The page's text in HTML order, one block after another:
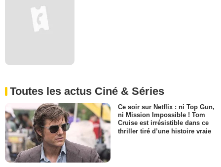
Toutes les actus Ciné & Séries
Ce soir sur Netflix : ni Top Gun,
ni Mission Impossible ! Tom
Cruise est irrésistible dans ce
thriller tiré d’une histoire vraie